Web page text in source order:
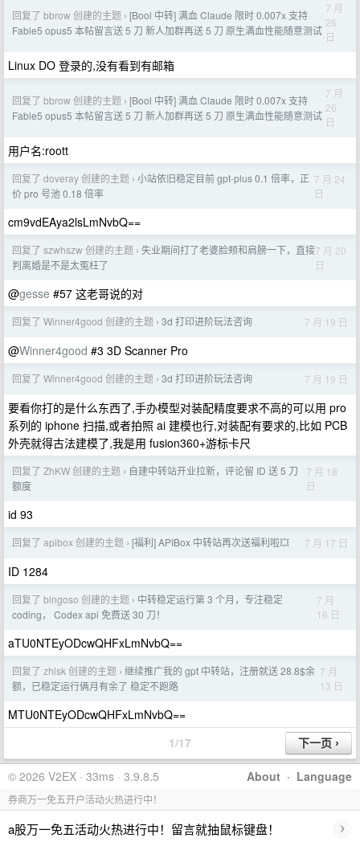
回复了 bbrow 创建的主题 › [Bool 中转] 满血 Claude 限时 0.007x 支持
Fable5 opus5 本帖留言送 5 刀 新人加群再送 5 刀 原生满血性能随意测试
7 月
26
日
Linux DO 登录的,没有看到有邮箱
回复了 bbrow 创建的主题 › [Bool 中转] 满血 Claude 限时 0.007x 支持
Fable5 opus5 本帖留言送 5 刀 新人加群再送 5 刀 原生满血性能随意测试
7 月
26
日
用户名:roott
回复了 doveray 创建的主题 › 小站依旧稳定目前 gpt-plus 0.1 倍率，正
价 pro 号池 0.18 倍率
7 月 24
日
cm9vdEAya2lsLmNvbQ==
回复了 szwhszw 创建的主题 › 失业期间打了老婆脸颊和肩膀一下，直接
判离婚是不是太冤枉了
7 月 20
日
@gesse #57 这老哥说的对
回复了 Winner4good 创建的主题 › 3d 打印进阶玩法咨询 7 月 19 日
@Winner4good #3 3D Scanner Pro
回复了 Winner4good 创建的主题 › 3d 打印进阶玩法咨询 7 月 19 日
要看你打的是什么东西了,手办模型对装配精度要求不高的可以用 pro
系列的 iphone 扫描,或者拍照 ai 建模也行,对装配有要求的,比如 PCB
外壳就得古法建模了,我是用 fusion360+游标卡尺
回复了 ZhKW 创建的主题 › 自建中转站开业拉新，评论留 ID 送 5 刀
额度
7 月 18
日
id 93
回复了 apibox 创建的主题 › [福利] APIBox 中转站再次送福利啦💥 7 月 17 日
ID 1284
回复了 bingoso 创建的主题 › 中转稳定运行第 3 个月，专注稳定
coding， Codex api 免费送 30 刀！
7 月
16 日
aTU0NTEyODcwQHFxLmNvbQ==
回复了 zhlsk 创建的主题 › 继续推广我的 gpt 中转站，注册就送 28.8$余
额，已稳定运行俩月有余了 稳定不跑路
7 月
13 日
MTU0NTEyODcwQHFxLmNvbQ==
1/17
About · Language
© 2026 V2EX · 33ms · 3.9.8.5
券商万一免五开户活动火热进行中！
a股万一免五活动火热进行中！留言就抽鼠标键盘！ ›